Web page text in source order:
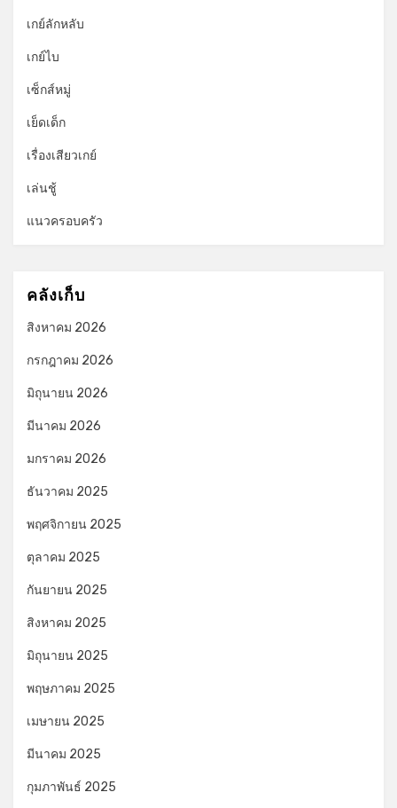
เกย์ลักหลับ
เกย์ไบ
เซ็กส์หมู่
เย็ดเด็ก
เรื่องเสียวเกย์
เล่นชู้
แนวครอบครัว
คลังเก็บ
สิงหาคม 2026
กรกฎาคม 2026
มิถุนายน 2026
มีนาคม 2026
มกราคม 2026
ธันวาคม 2025
พฤศจิกายน 2025
ตุลาคม 2025
กันยายน 2025
สิงหาคม 2025
มิถุนายน 2025
พฤษภาคม 2025
เมษายน 2025
มีนาคม 2025
กุมภาพันธ์ 2025